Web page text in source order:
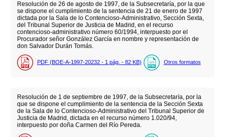
Resolución de 26 de agosto de 1997, de la Subsecretaría, por la que
se dispone el cumplimiento de la sentencia de 21 de enero de 1997
dictada por la Sala de lo Contencioso-Administrativo, Sección Sexta,
del Tribunal Superior de Justicia de Madrid, en el recurso
contencioso-administrativo número 60/1994, interpuesto por el
Procurador señor González García en nombre y representación de
don Salvador Durán Tomás.
PDF (BOE-A-1997-20232 - 1 pág. - 82 KB) Otros formatos
Resolución de 1 de septiembre de 1997, de la Subsecretaría, por la
que se dispone el cumplimiento de la sentencia de la Sección Sexta
de la Sala de lo Contencioso-Administrativo del Tribunal Superior de
Justicia de Madrid, dictada en el recurso número 1.020/94,
interpuesto por doña Carmen del Río Pereda.